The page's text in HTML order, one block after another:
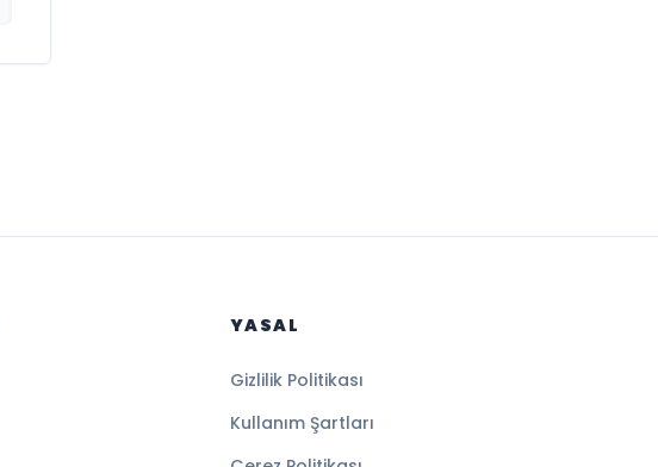
YASAL
Gizlilik Politikası
Kullanım Şartları